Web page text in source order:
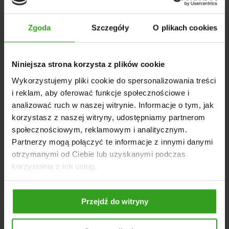
Zgoda Szczegóły O plikach cookies
Niniejsza strona korzysta z plików cookie
Wykorzystujemy pliki cookie do spersonalizowania treści
i reklam, aby oferować funkcje społecznościowe i
analizować ruch w naszej witrynie. Informacje o tym, jak
korzystasz z naszej witryny, udostępniamy partnerom
społecznościowym, reklamowym i analitycznym.
Partnerzy mogą połączyć te informacje z innymi danymi
otrzymanymi od Ciebie lub uzyskanymi podczas
korzystania z ich usług.
Przejdź do witryny
pracy maszyn rolniczych.
Osłona grządzieli prawa
Wymiary 80×8 mm są idealnie dopasowane do konstrukcji
maszyny. Przeznaczeniem tej osłony jest agregat
podorywkowy Horsch. Inwestycja w solidną część
zamienną szybko się zwraca dzięki dłuższej eksploatacji
sprzętu rolniczego.
DANE TECHNICZNE
Produkt: Osłona grządzieli Horsch
Wymiary: 37,5 × 7,6 × 13,1 cm
Grubość robocza: 80×8 mm
Materiał: stal borowa